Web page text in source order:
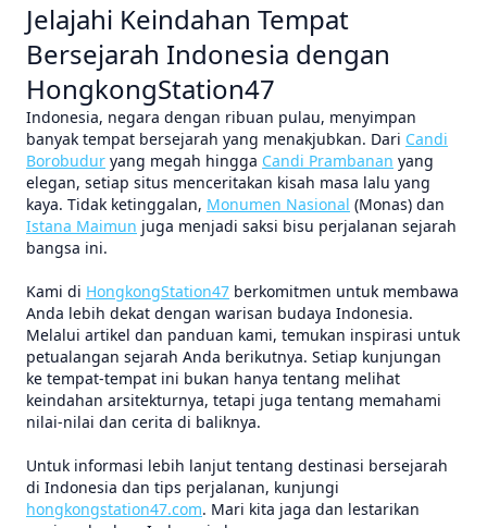
Jelajahi Keindahan Tempat
Bersejarah Indonesia dengan
HongkongStation47
Indonesia, negara dengan ribuan pulau, menyimpan
banyak tempat bersejarah yang menakjubkan. Dari Candi
Borobudur yang megah hingga Candi Prambanan yang
elegan, setiap situs menceritakan kisah masa lalu yang
kaya. Tidak ketinggalan, Monumen Nasional (Monas) dan
Istana Maimun juga menjadi saksi bisu perjalanan sejarah
bangsa ini.
Kami di HongkongStation47 berkomitmen untuk membawa
Anda lebih dekat dengan warisan budaya Indonesia.
Melalui artikel dan panduan kami, temukan inspirasi untuk
petualangan sejarah Anda berikutnya. Setiap kunjungan
ke tempat-tempat ini bukan hanya tentang melihat
keindahan arsitekturnya, tetapi juga tentang memahami
nilai-nilai dan cerita di baliknya.
Untuk informasi lebih lanjut tentang destinasi bersejarah
di Indonesia dan tips perjalanan, kunjungi
hongkongstation47.com. Mari kita jaga dan lestarikan